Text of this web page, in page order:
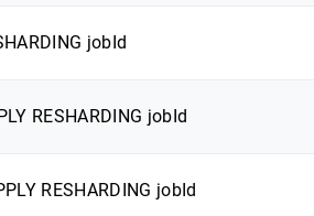
jobId
RESHARDING jobId
RESHARDING jobId